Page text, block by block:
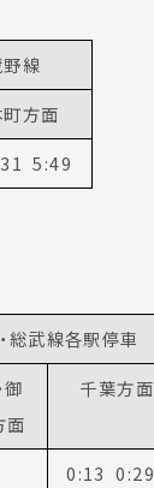
線
方面
5:49
総武線各駅停車
御
面
千葉方面
0:13 0:29